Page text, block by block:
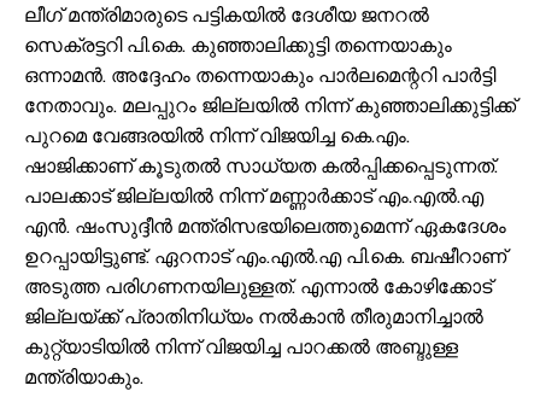
ലീഗ് മന്ത്രിമാരുടെ പട്ടികയിൽ ദേശീയ ജനറൽ
സെക്രട്ടറി പി.കെ. കുഞ്ഞാലിക്കുട്ടി തന്നെയാകും
ഒന്നാമൻ. അദ്ദേഹം തന്നെയാകും പാർലമെന്ററി പാർട്ടി
നേതാവും. മലപ്പുറം ജില്ലയിൽ നിന്ന് കുഞ്ഞാലിക്കുട്ടിക്ക്
പുറമെ വേങ്ങരയിൽ നിന്ന് വിജയിച്ച കെ.എം.
ഷാജിക്കാണ് കൂടുതൽ സാധ്യത കൽപ്പിക്കപ്പെടുന്നത്.
പാലക്കാട് ജില്ലയിൽ നിന്ന് മണ്ണാർക്കാട് എം.എൽ.എ
എൻ. ഷംസുദ്ദീൻ മന്ത്രിസഭയിലെത്തുമെന്ന് ഏകദേശം
ഉറപ്പായിട്ടുണ്ട്. ഏറനാട് എം.എൽ.എ പി.കെ. ബഷീറാണ്
അടുത്ത പരിഗണനയിലുള്ളത്. എന്നാൽ കോഴിക്കോട്
ജില്ലയ്ക്ക് പ്രാതിനിധ്യം നൽകാൻ തീരുമാനിച്ചാൽ
കുറ്റ്യാടിയിൽ നിന്ന് വിജയിച്ച പാറക്കൽ അബ്ദുള്ള
മന്ത്രിയാകും.